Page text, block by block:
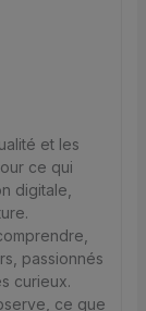
et les
ce qui
digitale,
passionnés
curieux.
ce que